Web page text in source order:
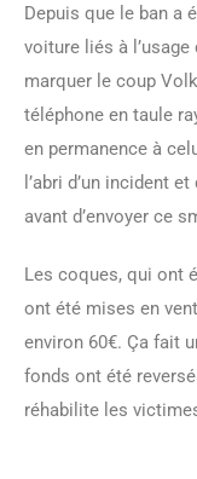
Depuis que le ban a
voiture liés à
marquer le coup
téléphone en taule
en permanence à
l’abri d’un incident
avant d’envoyer ce
Les coques, qui ont
ont été mises en
environ 60€. Ça fait
fonds ont été
réhabilite les